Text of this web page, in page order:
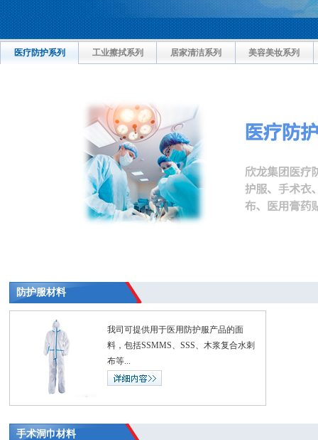
医疗防护系列 工业擦拭系列 居家清洁系列 美容美妆系列
防护服材料
我司可提供用于医用防护服产品的面
料，包括SSMMS、SSS、木浆复合水刺
布等...
手术洞巾材料